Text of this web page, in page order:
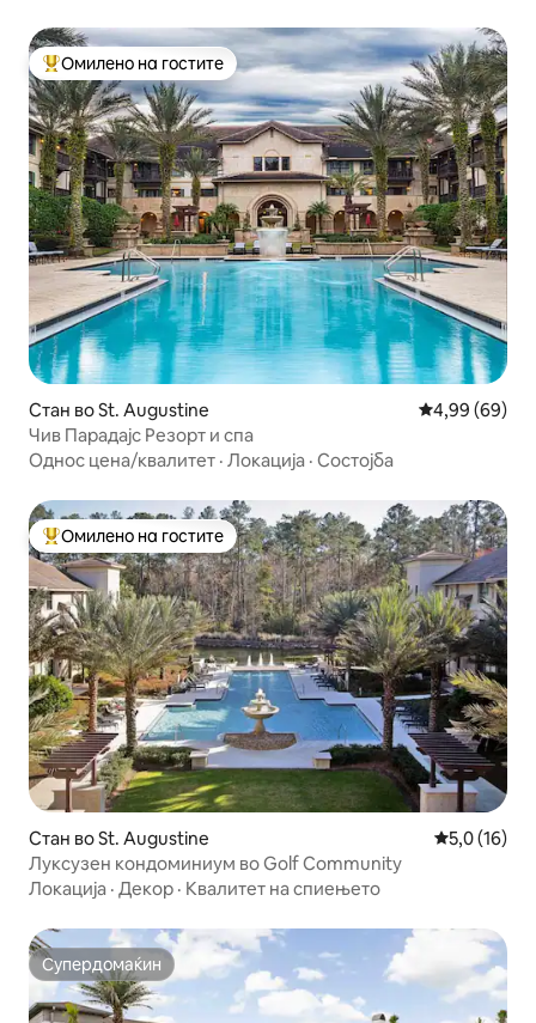
Меѓу најуспешните „Омилени на гостите“
Омилено на гостите
Стан во St. Augustine Просечна
4,99 (69)
Чив Парадајс Резорт и спа
Однос цена/квалитет · Локација · Состојба
Меѓу најуспешните „Омилени на гостите“
Омилено на гостите
Стан во St. Augustine Просечна
5,0 (16)
Луксузен кондоминиум во Golf Community
Локација · Декор · Квалитет на спиењето
Супердомаќин
Супердомаќин